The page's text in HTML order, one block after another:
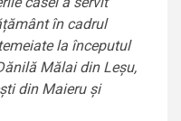
în cadrul
la începutul
Mălai din Leșu,
din Maieru și